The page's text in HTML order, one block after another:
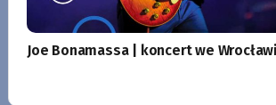
Joe Bonamassa | koncert we